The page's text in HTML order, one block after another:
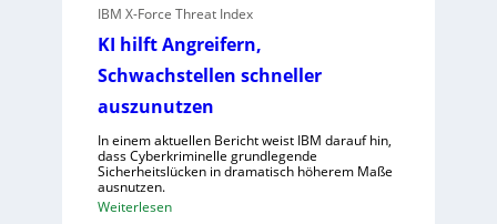
g
e
S
c
l
e
c
n
e
n
t
R
g
IBM X-Force Threat Index
KI hilft Angreifern,
Schwachstellen schneller
auszunutzen
In einem aktuellen Bericht weist IBM darauf hin,
dass Cyberkriminelle grundlegende
Sicherheitslücken in dramatisch höherem Maße
ausnutzen.
Weiterlesen: